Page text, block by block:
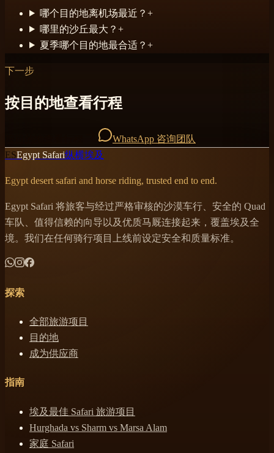
哪个目的地离机场最近？ +
哪里的沙丘最大？ +
夏季哪个目的地最合适？ +
下一步
按目的地查看行程
WhatsApp 咨询团队
ESEgypt Safari纵横埃及
Egypt desert safari and horse riding, trusted end to end.
Egypt Safari 将旅客与经过严格审核的沙漠车行、安全的 Quad
车队、值得信赖的向导以及优质马厩连接起来，覆盖埃及全
境。我们在任何骑行项目上线前设定安全和质量标准。
探索
全部旅游项目
目的地
成为供应商
指南
埃及最佳 Safari 旅游项目
Hurghada vs Sharm vs Marsa Alam
家庭 Safari